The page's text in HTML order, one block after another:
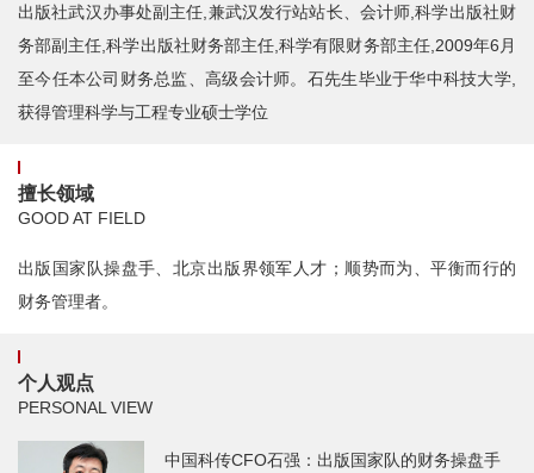
出版社武汉办事处副主任,兼武汉发行站站长、会计师,科学出版社财
务部副主任,科学出版社财务部主任,科学有限财务部主任,2009年6月
至今任本公司财务总监、高级会计师。石先生毕业于华中科技大学,
获得管理科学与工程专业硕士学位
擅长领域
GOOD AT FIELD
出版国家队操盘手、北京出版界领军人才；顺势而为、平衡而行的
财务管理者。
个人观点
PERSONAL VIEW
中国科传CFO石强：出版国家队的财务操盘手